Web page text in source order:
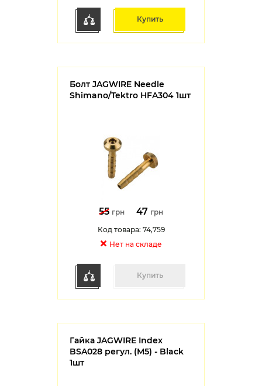
Купить
Болт JAGWIRE Needle
Shimano/Tektro HFA304 1шт
55 грн 47 грн
Код товара: 74,759
Нет на cкладе
Купить
Гайка JAGWIRE Index
BSA028 регул. (M5) - Black
1шт